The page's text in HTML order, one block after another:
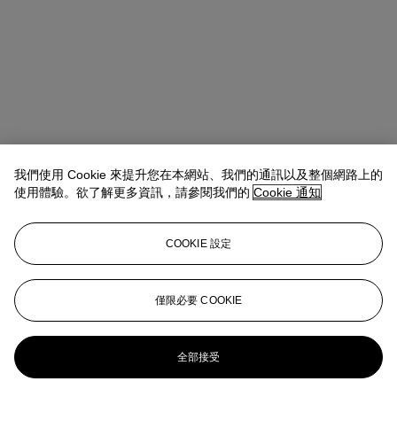
我們使用 Cookie 來提升您在本網站、我們的通訊以及整個網路上的
使用體驗。欲了解更多資訊，請參閱我們的 Cookie 通知
COOKIE 設定
僅限必要 COOKIE
全部接受